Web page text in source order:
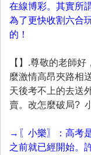
在線博彩。其實所
為了更快收割六合
的！
【】.尊敬的老師
麼激情高昂夾路相
天後考不上的去送
賣。改怎麼破局?
→〖小樂〗：高考
之前就已經開始。